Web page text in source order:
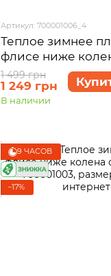
Артикул: 700001006_4
Теплое зимнее
флисе ниже
Merlini Рошель
54-56 (4XL-5XL)
1 499 грн
1 249 грн
В наличии
9 ЧАСОВ
−17%